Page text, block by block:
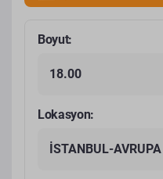
Boyut:
18.00
Lokasyon:
İSTANBUL-